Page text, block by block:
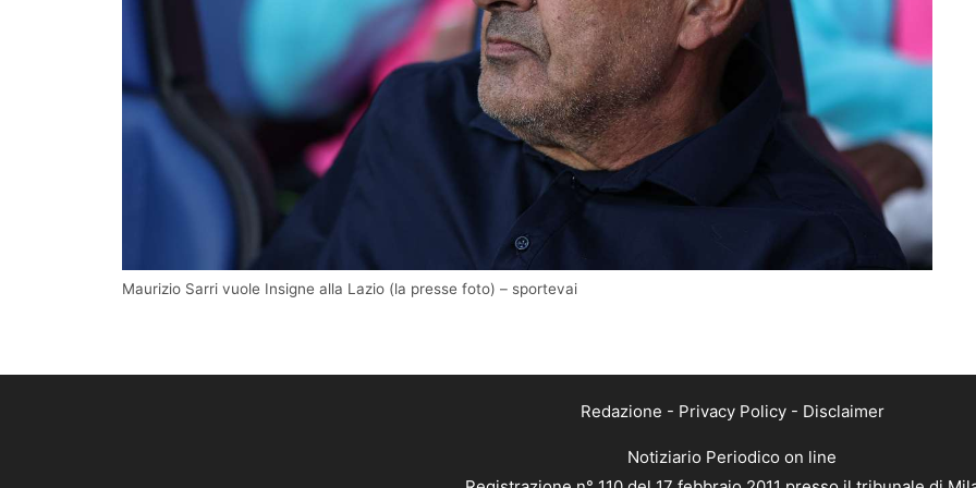
Maurizio Sarri vuole Insigne alla Lazio (la presse foto) – sportevai
Redazione - Privacy Policy- Disclaimer
Notiziario Periodico on line